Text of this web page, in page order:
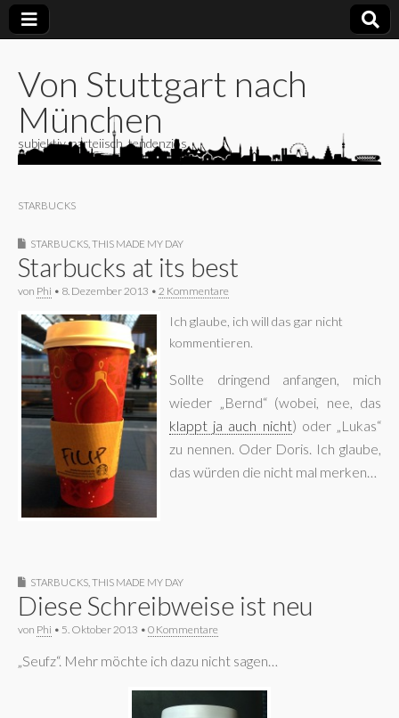
Von Stuttgart nach
München
subjektiv, parteiisch, tendenziös
STARBUCKS
STARBUCKS THIS MADE MY DAY
Starbucks at its best
von Phi • 8. Dezember 2013 • 2 Kommentare
Ich glaube, ich will das gar nicht
kommentieren.
Sollte dringend anfangen, mich
wieder „Bernd“ (wobei, nee, das
klappt ja auch nicht) oder „Lukas“
zu nennen. Oder Doris. Ich glaube,
das würden die nicht mal merken…
STARBUCKS THIS MADE MY DAY
Diese Schreibweise ist neu
von Phi • 5. Oktober 2013 • 0 Kommentare
„Seufz“. Mehr möchte ich dazu nicht sagen…